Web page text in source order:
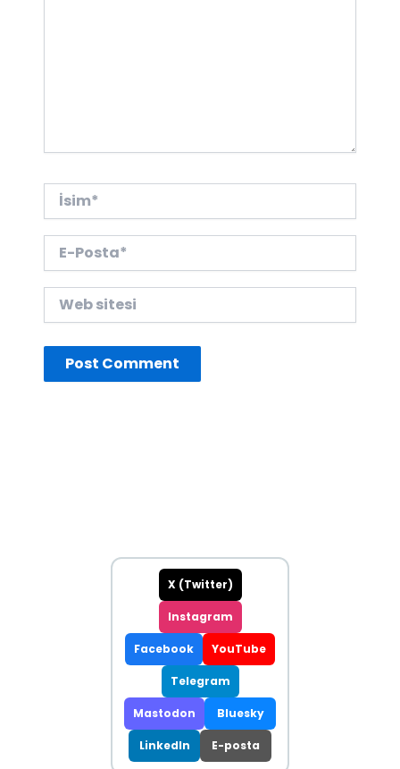
İsim*
Posta*
sitesi
X (Twitter)
Instagram
Facebook YouTube
Telegram
Mastodon Bluesky
LinkedIn E-posta